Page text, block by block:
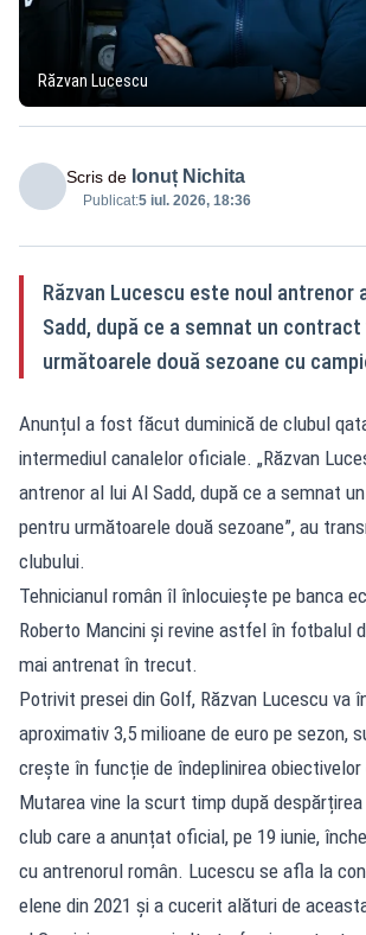
Răzvan Lucescu
Scris de Ionuț Nichita
Publicat:5 iul. 2026, 18:36
Răzvan Lucescu este noul antrenor
Sadd, după ce a semnat un
următoarele două sezoane cu
Anunțul a fost făcut duminică de clubul
intermediul canalelor oficiale. „Răzvan
antrenor al lui Al Sadd, după ce a semnat
pentru următoarele două sezoane”, au
clubului.
Tehnicianul român îl înlocuiește pe banca
Roberto Mancini și revine astfel în fotbalul
mai antrenat în trecut.
Potrivit presei din Golf, Răzvan Lucescu va
aproximativ 3,5 milioane de euro pe sezon,
crește în funcție de îndeplinirea
Mutarea vine la scurt timp după despărțirea
club care a anunțat oficial, pe 19 iunie,
cu antrenorul român. Lucescu se afla la
elene din 2021 și a cucerit alături de